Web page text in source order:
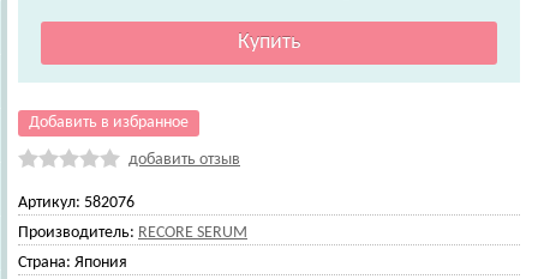
Добавить в избранное
добавить отзыв
Артикул: 582076
Производитель: RECORE SERUM
Страна: Япония